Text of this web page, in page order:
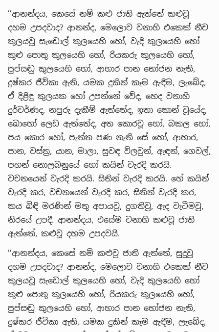
’’ආනන්දය, කෙසේ නම් කළු ජාති ඇත්තේ කළුවූ
දහම උපදවාද? ආනන්ද, මෙලොව වනාහි එකෙක් නීච
කුලයවූ සැඩොල් කුලයෙහි හෝ, වැදි කුලයෙහි හෝ
කුළු පොතු කුලයෙහි හෝ, රියකරු කුලයෙහි හෝ,
පුප්සඬු කුලයෙහි හෝ, ආහාර පාන භෝජන නැති,
දුෂ්කර ජීවිකා ඇති, යමක දුකින් කෑම ඇඳීම, ලැබේද,
ඒ දිළිඳු කුලයක හෝ උපන්නේ වේද, හෙද වනාහි
දුර්වර්ණද, නපුරු දැකීම් ඇත්තේද, ඉතා කොන් වූයේද,
බොහෝ ලෙඩ ඇත්තේද, අත කොරවූ හෝ, බකල හෝ,
පය කොර හෝ, පැත්ත පණ නැති සේ හෝ, ආහාර,
පාන, වස්ත්‍ර, යාන, මාලා, සුවඳ විලවුන්, ඇඳන්, ගෙවල්,
පහන් නොලබනුයේ හෝ කයින් වැරදි කරයි.
වචනයෙන් වැරදි කරයි. සිතින් වැරදි කරයි. හේ කයින්
වැරදි කර, වචනයෙන් වැරදි කර, සිතින් වැරදි කර,
කය බිඳි මරණින් මතු අපායවූ, දුගතිවූ, ඇද වැටීමවූ,
නිරයේ උපදී. ආනන්දය, එසේම වනාහි කළුවූ ජාති
ඇත්තේ, කළුවූ දහම උපදවයි.
’’ආනන්දය, කෙසේ නම් කළුවූ ජාති ඇත්තේ, සුදුවූ
දහම උපදවාද? ආනන්ද, මෙලොව වනාහි එකෙක් නීච
කුලයවූ සැඩොල් කුලයෙහි හෝ, වැදි කුලයෙහි හෝ
කුළු පොතු කුලයෙහි හෝ, රියකරු කුලයෙහි හෝ,
පුප්සඬු කුලයෙහි හෝ, ආහාර පාන භෝජන නැති,
දුෂ්කර ජීවිකා ඇති, යමක දුකින් කෑම ඇඳීම, ලැබේද,